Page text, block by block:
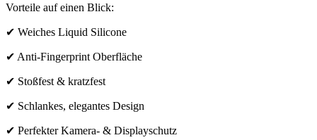
Vorteile auf einen Blick:
✔ Weiches Liquid Silicone
✔ Anti-Fingerprint Oberfläche
✔ Stoßfest & kratzfest
✔ Schlankes, elegantes Design
✔ Perfekter Kamera- & Displayschutz